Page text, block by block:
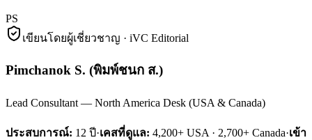
PS
เขียนโดยผู้เชี่ยวชาญ · iVC Editorial
Pimchanok S. (พิมพ์ชนก ส.)
Lead Consultant — North America Desk (USA & Canada)
ประสบการณ์: 12 ปี·เคสที่ดูแล: 4,200+ USA · 2,700+ Canada·เข้า